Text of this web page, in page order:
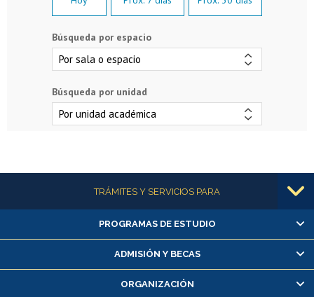
Búsqueda por espacio
Búsqueda por unidad
Más informaciónTRÁMITES Y SERVICIOS PARA
Alumnas/os y exalumnas/os
Matrícula en línea
Inscripción y cambio de asignaturas
Consulta y certificado de notas
PROGRAMAS DE ESTUDIO
ADMISIÓN Y BECAS
ORGANIZACIÓN